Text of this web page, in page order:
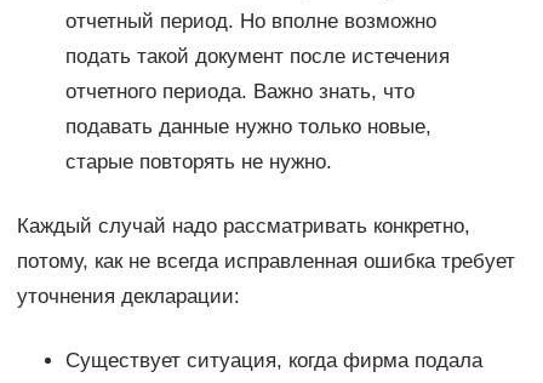
отчетный период. Но вполне возможно
подать такой документ после истечения
отчетного периода. Важно знать, что
подавать данные нужно только новые,
старые повторять не нужно.
Каждый случай надо рассматривать конкретно,
потому, как не всегда исправленная ошибка требует
уточнения декларации:
Существует ситуация, когда фирма подала